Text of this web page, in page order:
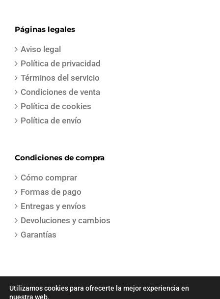
Páginas legales
Aviso legal
Política de privacidad
Términos del servicio
Condiciones de venta
Política de cookies
Política de envío
Condiciones de compra
Cómo comprar
Formas de pago
Entregas y envíos
Devoluciones y cambios
Garantías
Utilizamos cookies para ofrecerte la mejor experiencia en
nuestra web.